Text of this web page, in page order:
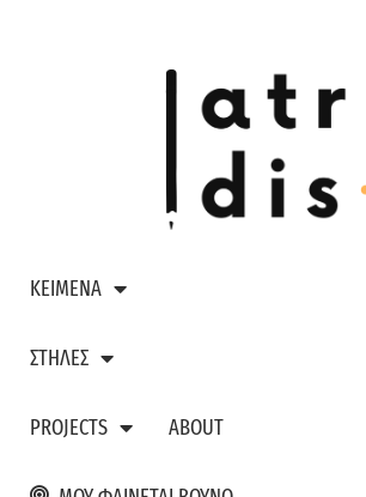
ΚΕΙΜΕΝΑ
ΣΤΗΛΕΣ
PROJECTS ABOUT